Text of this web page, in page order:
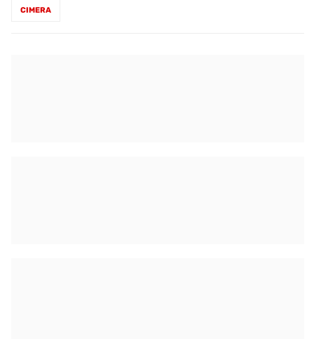
CIMERA